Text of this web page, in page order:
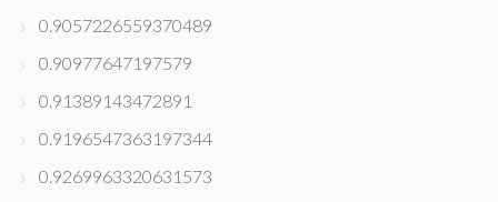
0.9057226559370489
0.90977647197579
0.91389143472891
0.9196547363197344
0.9269963320631573